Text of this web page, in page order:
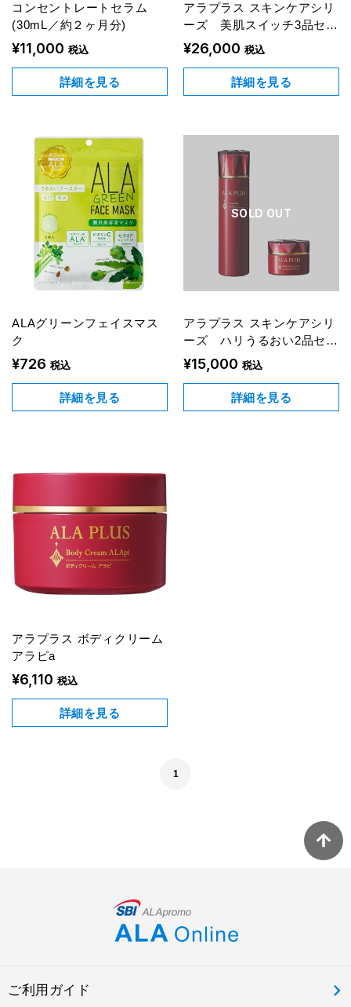
コンセントレートセラム
(30mL／約２ヶ月分)
¥11,000 税込
詳細を見る
アラプラス スキンケアシリ
ーズ 美肌スイッチ3品セッ
ト
¥26,000 税込
詳細を見る
ALAグリーンフェイスマス
ク
¥726 税込
詳細を見る
SOLD OUT
アラプラス スキンケアシリ
ーズ ハリうるおい2品セッ
ト
¥15,000 税込
詳細を見る
アラプラス ボディクリーム
アラピa
¥6,110 税込
詳細を見る
1
ご利用ガイド